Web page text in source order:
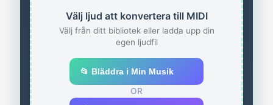
Välj ljud att konvertera till MIDI
Välj från ditt bibliotek eller ladda upp din
egen ljudfil
📂 Bläddra i Min Musik
OR